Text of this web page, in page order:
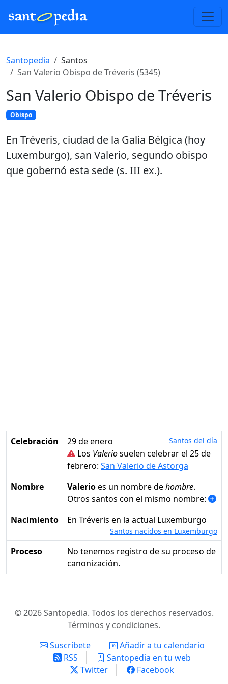
Santopedia
Santos
San Valerio Obispo de Tréveris (5345)
San Valerio Obispo de Tréveris
Obispo
En Tréveris, ciudad de la Galia Bélgica (hoy
Luxemburgo), san Valerio, segundo obispo
que gobernó esta sede (s. III ex.).
Celebración 29 de enero Santos del día
Los Valeriosuelen celebrar el 25 de
febrero: San Valerio de Astorga
Nombre
Valerioes un nombre dehombre.
Otros santos con el mismo nombre:
Nacimiento
en Tréveris en la actual Luxemburgo
Santos nacidos en Luxemburgo
Proceso
No tenemos registro de su proceso de
canonización.
© 2026 Santopedia. Todos los derechos reservados.
Términos y condiciones.
Suscríbete
Añadir a tu calendario
RSS
Santopedia en tu web
Twitter
Facebook